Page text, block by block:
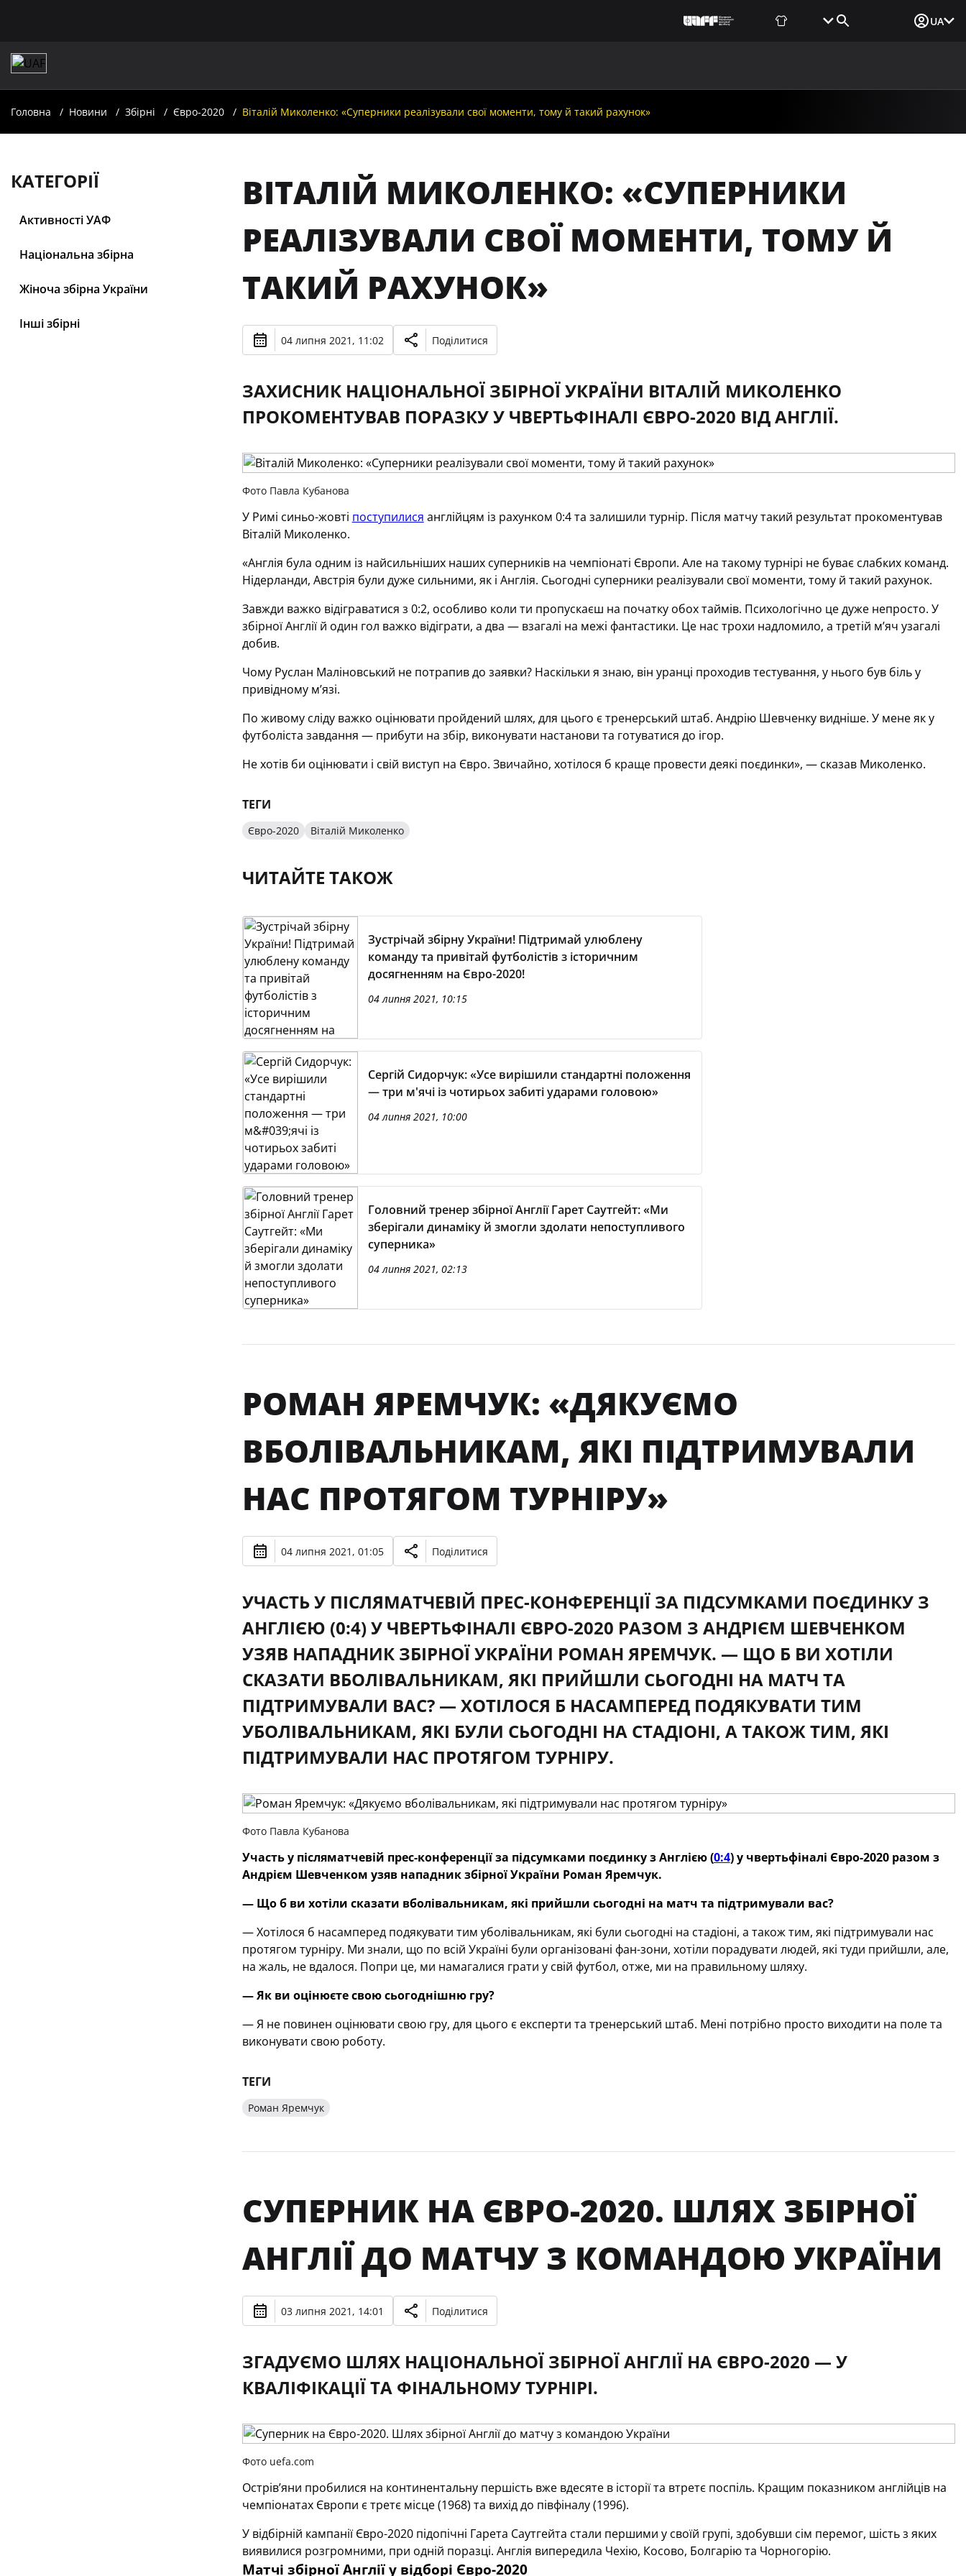
UA
Головна Новини Збірні Євро-2020 Віталій Миколенко: «Суперники реалізували свої моменти, тому й такий рахунок»
КАТЕГОРІЇ
Активності УАФ
Національна збірна
Жіноча збірна України
Інші збірні
ВІТАЛІЙ МИКОЛЕНКО: «СУПЕРНИКИ
РЕАЛІЗУВАЛИ СВОЇ МОМЕНТИ, ТОМУ Й
ТАКИЙ РАХУНОК»
04 липня 2021, 11:02 Поділитися
ЗАХИСНИК НАЦІОНАЛЬНОЇ ЗБІРНОЇ УКРАЇНИ ВІТАЛІЙ МИКОЛЕНКО
ПРОКОМЕНТУВАВ ПОРАЗКУ У ЧВЕРТЬФІНАЛІ ЄВРО-2020 ВІД АНГЛІЇ.
Фото Павла Кубанова
У Римі синьо-жовті поступилися англійцям із рахунком 0:4 та залишили турнір. Після матчу такий результат прокоментував
Віталій Миколенко.
«Англія була одним із найсильніших наших суперників на чемпіонаті Європи. Але на такому турнірі не буває слабких команд.
Нідерланди, Австрія були дуже сильними, як і Англія. Сьогодні суперники реалізували свої моменти, тому й такий рахунок.
Завжди важко відіграватися з 0:2, особливо коли ти пропускаєш на початку обох таймів. Психологічно це дуже непросто. У
збірної Англії й один гол важко відіграти, а два — взагалі на межі фантастики. Це нас трохи надломило, а третій м’яч узагалі
добив.
Чому Руслан Маліновський не потрапив до заявки? Наскільки я знаю, він уранці проходив тестування, у нього був біль у
привідному м’язі.
По живому сліду важко оцінювати пройдений шлях, для цього є тренерський штаб. Андрію Шевченку видніше. У мене як у
футболіста завдання — прибути на збір, виконувати настанови та готуватися до ігор.
Не хотів би оцінювати і свій виступ на Євро. Звичайно, хотілося б краще провести деякі поєдинки», — сказав Миколенко.
ТЕГИ
Євро-2020 Віталій Миколенко
ЧИТАЙТЕ ТАКОЖ
Зустрічай збірну України! Підтримай улюблену
команду та привітай футболістів з історичним
досягненням на Євро-2020!
04 липня 2021, 10:15
Сергій Сидорчук: «Усе вирішили стандартні положення
— три м'ячі із чотирьох забиті ударами головою»
04 липня 2021, 10:00
Головний тренер збірної Англії Гарет Саутгейт: «Ми
зберігали динаміку й змогли здолати непоступливого
суперника»
04 липня 2021, 02:13
РОМАН ЯРЕМЧУК: «ДЯКУЄМО
ВБОЛІВАЛЬНИКАМ, ЯКІ ПІДТРИМУВАЛИ
НАС ПРОТЯГОМ ТУРНІРУ»
04 липня 2021, 01:05 Поділитися
УЧАСТЬ У ПІСЛЯМАТЧЕВІЙ ПРЕС-КОНФЕРЕНЦІЇ ЗА ПІДСУМКАМИ ПОЄДИНКУ З
АНГЛІЄЮ (0:4) У ЧВЕРТЬФІНАЛІ ЄВРО-2020 РАЗОМ З АНДРІЄМ ШЕВЧЕНКОМ
УЗЯВ НАПАДНИК ЗБІРНОЇ УКРАЇНИ РОМАН ЯРЕМЧУК. — ЩО Б ВИ ХОТІЛИ
СКАЗАТИ ВБОЛІВАЛЬНИКАМ, ЯКІ ПРИЙШЛИ СЬОГОДНІ НА МАТЧ ТА
ПІДТРИМУВАЛИ ВАС? — ХОТІЛОСЯ Б НАСАМПЕРЕД ПОДЯКУВАТИ ТИМ
УБОЛІВАЛЬНИКАМ, ЯКІ БУЛИ СЬОГОДНІ НА СТАДІОНІ, А ТАКОЖ ТИМ, ЯКІ
ПІДТРИМУВАЛИ НАС ПРОТЯГОМ ТУРНІРУ.
Фото Павла Кубанова
Участь у післяматчевій прес-конференції за підсумками поєдинку з Англією (0:4) у чвертьфіналі Євро-2020 разом з
Андрієм Шевченком узяв нападник збірної України Роман Яремчук.
— Що б ви хотіли сказати вболівальникам, які прийшли сьогодні на матч та підтримували вас?
— Хотілося б насамперед подякувати тим уболівальникам, які були сьогодні на стадіоні, а також тим, які підтримували нас
протягом турніру. Ми знали, що по всій Україні були організовані фан-зони, хотіли порадувати людей, які туди прийшли, але,
на жаль, не вдалося. Попри це, ми намагалися грати у свій футбол, отже, ми на правильному шляху.
— Як ви оцінюєте свою сьогоднішню гру?
— Я не повинен оцінювати свою гру, для цього є експерти та тренерський штаб. Мені потрібно просто виходити на поле та
виконувати свою роботу.
ТЕГИ
Роман Яремчук
СУПЕРНИК НА ЄВРО-2020. ШЛЯХ ЗБІРНОЇ
АНГЛІЇ ДО МАТЧУ З КОМАНДОЮ УКРАЇНИ
03 липня 2021, 14:01 Поділитися
ЗГАДУЄМО ШЛЯХ НАЦІОНАЛЬНОЇ ЗБІРНОЇ АНГЛІЇ НА ЄВРО-2020 — У
КВАЛІФІКАЦІЇ ТА ФІНАЛЬНОМУ ТУРНІРІ.
Фото uefa.com
Острів’яни пробилися на континентальну першість вже вдесяте в історії та втретє поспіль. Кращим показником англійців на
чемпіонатах Європи є третє місце (1968) та вихід до півфіналу (1996).
У відбірній кампанії Євро-2020 підопічні Гарета Саутгейта стали першими у своїй групі, здобувши сім перемог, шість з яких
виявилися розгромними, при одній поразці. Англія випередила Чехію, Косово, Болгарію та Чорногорію.
Матчі збірної Англії у відборі Євро-2020